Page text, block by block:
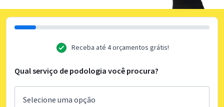
Receba até 4 orçamentos grátis!
Qual serviço de podologia você procura?